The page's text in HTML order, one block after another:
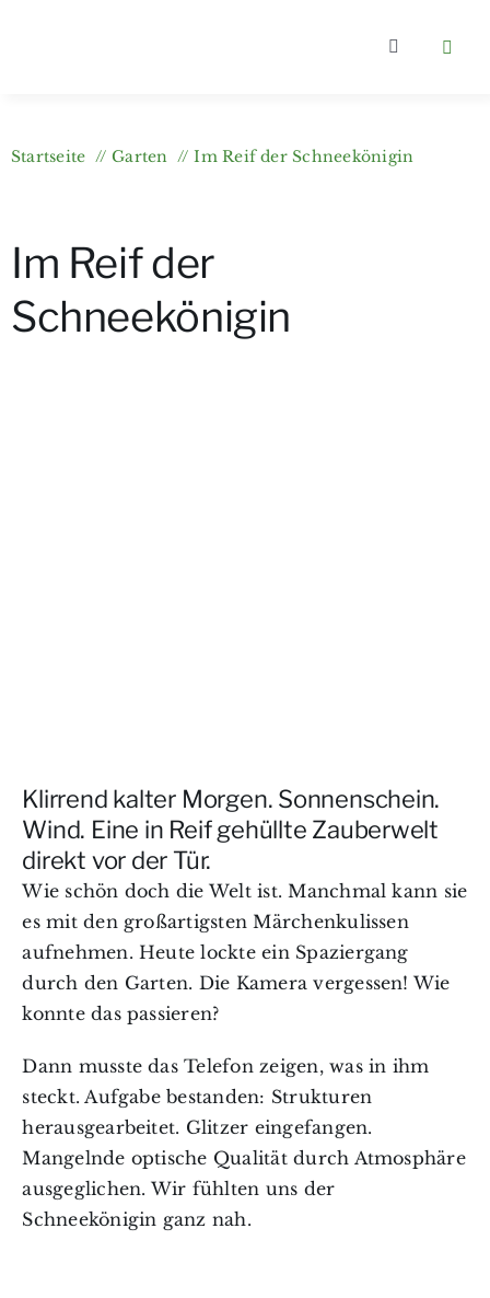
Toggle
Startseite Garten Im Reif der Schneekönigin
Im Reif der
Schneekönigin
Klirrend kalter Morgen. Sonnenschein.
Wind. Eine in Reif gehüllte Zauberwelt
direkt vor der Tür.
Wie schön doch die Welt ist. Manchmal kann sie
es mit den großartigsten Märchenkulissen
aufnehmen. Heute lockte ein Spaziergang
durch den Garten. Die Kamera vergessen! Wie
konnte das passieren?
Dann musste das Telefon zeigen, was in ihm
steckt. Aufgabe bestanden: Strukturen
herausgearbeitet. Glitzer eingefangen.
Mangelnde optische Qualität durch Atmosphäre
ausgeglichen. Wir fühlten uns der
Schneekönigin ganz nah.